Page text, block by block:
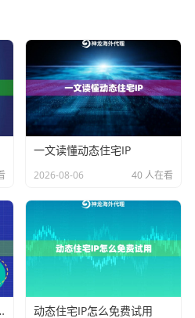
IP，同一IP在短时间内发起过
业务场景。对于需要“长会话”的
，应选择支持长会话时长或
，利用其“长时在线能力”减少
任务，则匹配较短的轮换周
的优势，而非累赘。
境与代理链路的“隐形冲
身质量高，本地网络环境无
的本地出口网络（如家庭宽
接影响与代理服务器建立连
一文读懂动态住宅IP
2026-08-06 40 人在看
推荐来了 动态住宅IP怎么免费试用